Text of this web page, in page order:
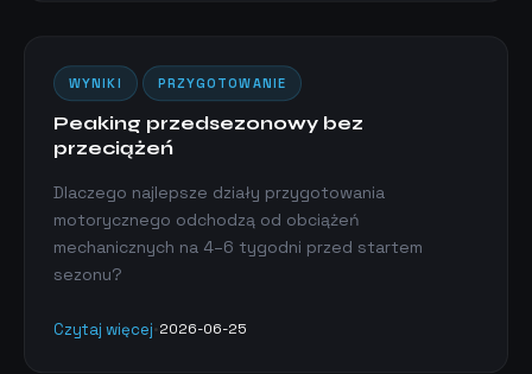
WYNIKI PRZYGOTOWANIE
Peaking przedsezonowy bez
przeciążeń
Dlaczego najlepsze działy przygotowania
motorycznego odchodzą od obciążeń
mechanicznych na 4–6 tygodni przed startem
sezonu?
Czytaj więcej•2026-06-25